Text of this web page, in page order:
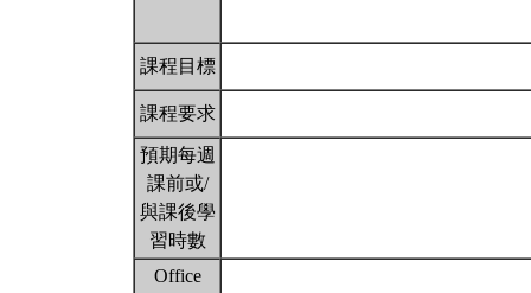
課程目標
課程要求
預期每週
課前或/
與課後學
習時數
Office